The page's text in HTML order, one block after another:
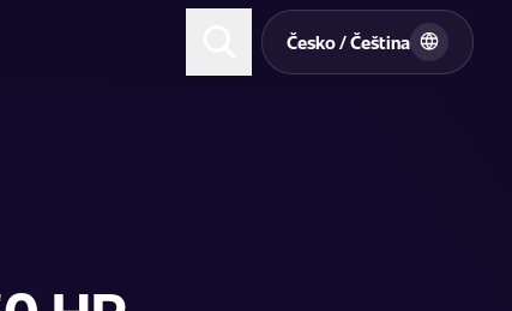
Česko / Čeština